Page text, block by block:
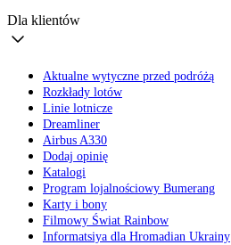
Dla klientów
Aktualne wytyczne przed podróżą
Rozkłady lotów
Linie lotnicze
Dreamliner
Airbus A330
Dodaj opinię
Katalogi
Program lojalnościowy Bumerang
Karty i bony
Filmowy Świat Rainbow
Informatsiya dla Hromadian Ukrainy